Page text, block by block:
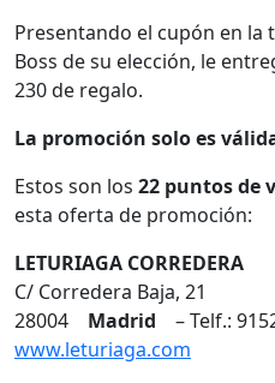
Presentando el cupón en la
Boss de su elección, le
230 de regalo.
La promoción solo es
Estos son los 22 puntos de
esta oferta de promoción:
LETURIAGA CORREDERA
C/ Corredera Baja, 21
28004 Madrid – Telf.:
www.leturiaga.com